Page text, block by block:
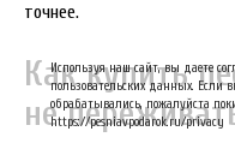
точнее.
Как купить
не
Используя наш сайт, вы даете
пользовательских данных.
обрабатывались, пожалуйста
https://pesniavpodarok.ru/privacy